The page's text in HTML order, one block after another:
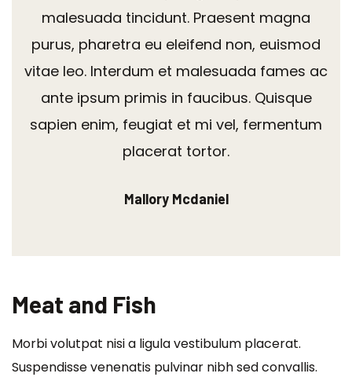
malesuada tincidunt. Praesent magna
purus, pharetra eu eleifend non, euismod
vitae leo. Interdum et malesuada fames ac
ante ipsum primis in faucibus. Quisque
sapien enim, feugiat et mi vel, fermentum
placerat tortor.
Mallory Mcdaniel
Meat and Fish
Morbi volutpat nisi a ligula vestibulum placerat.
Suspendisse venenatis pulvinar nibh sed convallis.